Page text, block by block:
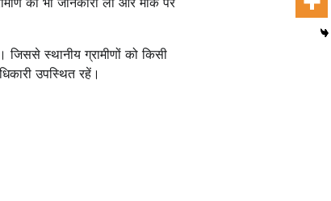
जिससे स्थानीय ग्रामीणों को किसी
उपस्थित रहें।